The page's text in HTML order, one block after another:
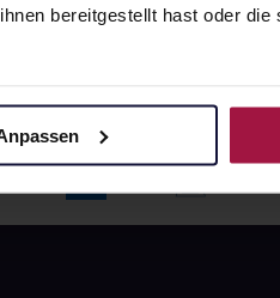
bereitgestellt hast oder